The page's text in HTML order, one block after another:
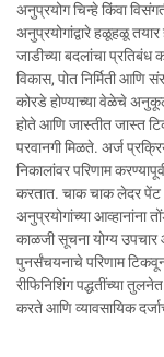
अनुप्रयोग चिन्हे किंवा
अनुप्रयोगांद्वारे हळूहळू
जाडीच्या बदलांचा
विकास, पोत निर्मिती आणि
कोरडे होण्याच्या वेळेचे
होते आणि जास्तीत जास्त
परवानगी मिळते. अर्ज
निकालांवर परिणाम
करतात. चाक चाक लेदर पेंट
अनुप्रयोगांच्या आव्हानांना
काळजी सूचना योग्य उपचार
पुनर्संचयनाचे परिणाम
रीफिनिशिंग पद्धतींच्या
करते आणि व्यावसायिक